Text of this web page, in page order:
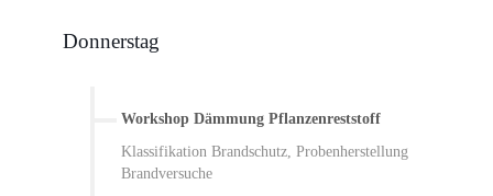
Donnerstag
Workshop Dämmung Pflanzenreststoff
Klassifikation Brandschutz, Probenherstellung
Brandversuche